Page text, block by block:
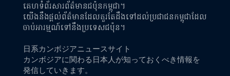
គេហទំព័រសារព័ត៌មានជប៉ុនកម្ពុជា។
យើងនឹងផ្តល់ព័ត៌មានដែលគួរតែដឹងទៅដល់ប្រជាជនកម្ពុជាដែល
ចាប់អារម្មណ៍ទៅនឹងប្រទេសជប៉ុន។
日系カンボジアニュースサイト
カンボジアに関わる日本人が知っておくべき情報を
発信していきます。